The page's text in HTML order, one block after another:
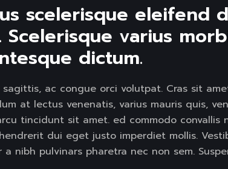
scelerisque eleifend
Scelerisque varius
dictum.
sagittis, ac congue orci volutpat. Cras sit
at lectus venenatis, varius mauris quis,
tincidunt sit amet. ed commodo convallis
dui eget justo imperdiet mollis.
nibh pulvinars pharetra nec non sem.